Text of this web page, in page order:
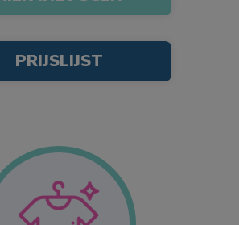
PRIJSLIJST